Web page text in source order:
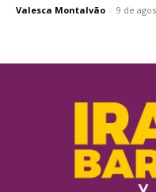
Valesca Montalvão - 9 de